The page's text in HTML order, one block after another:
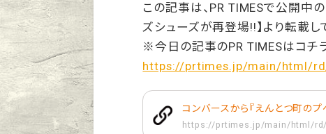
この記事は、PR TIMESで公開中の
ズシューズが再登場!!】より転載し
※今日の記事のPR TIMESはコチ
https://prtimes.jp/main/html/
コンバースから『えんとつ町の
https://prtimes.jp/main/html/rd/